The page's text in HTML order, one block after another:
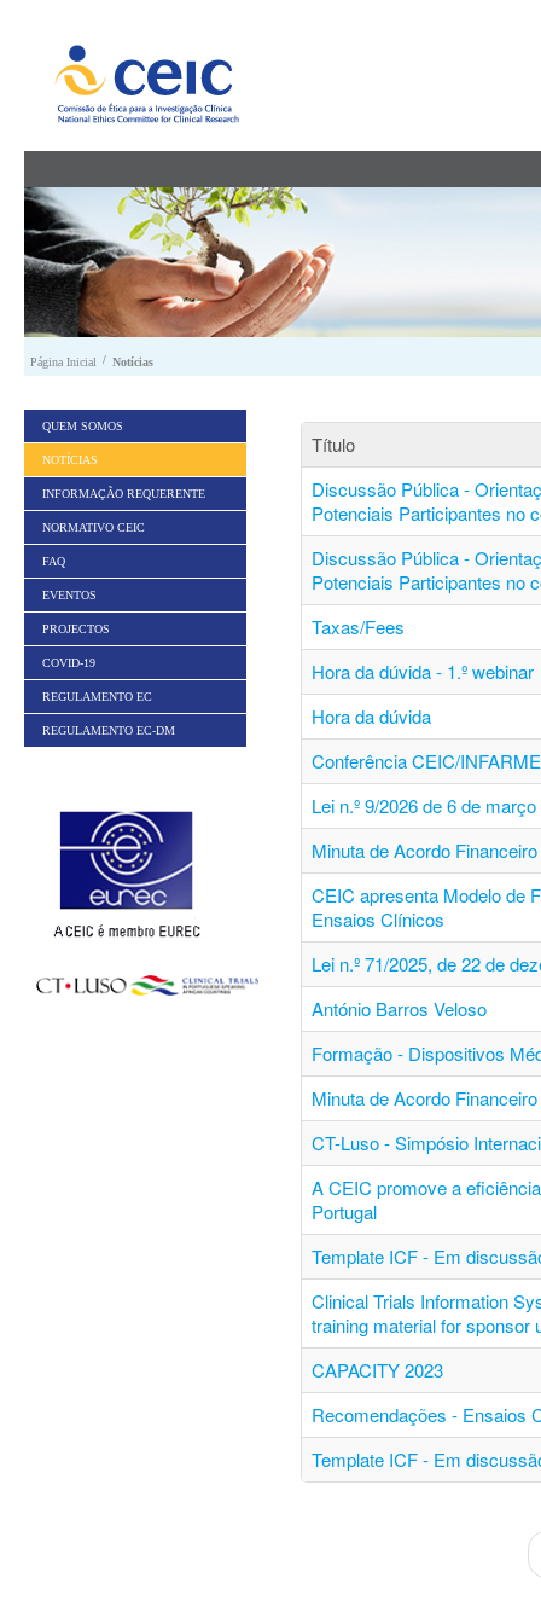
Página Inicial / Notícias
QUEM SOMOS
NOTÍCIAS
INFORMAÇÃO REQUERENTE
NORMATIVO CEIC
FAQ
EVENTOS
PROJECTOS
COVID-19
REGULAMENTO EC
REGULAMENTO EC-DM
Título
Discussão Pública -
Potenciais Participantes no
Discussão Pública -
Potenciais Participantes no
Taxas/Fees
Hora da dúvida - 1.º webinar
Hora da dúvida
Conferência CEIC/
Lei n.º 9/2026 de 6 de março
Minuta de Acordo
CEIC apresenta Modelo de
Ensaios Clínicos
Lei n.º 71/2025, de 22 de
António Barros Veloso
Formação - Dispositivos
Minuta de Acordo
CT-Luso - Simpósio
A CEIC promove a
Portugal
Template ICF - Em
Clinical Trials Information
training material for sponsor
CAPACITY 2023
Recomendações - Ensaios
Template ICF - Em